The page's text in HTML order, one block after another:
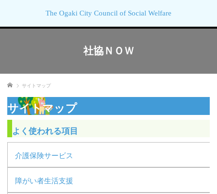
The Ogaki City Council of Social Welfare
社協ＮＯＷ
ホーム サイトマップ
サイトマップ
よく使われる項目
介護保険サービス
障がい者生活支援